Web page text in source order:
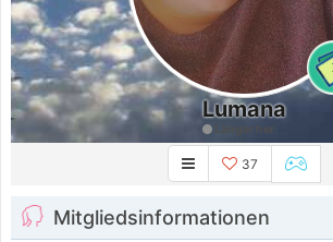
Lumana
Länger her
37
Mitgliedsinformationen